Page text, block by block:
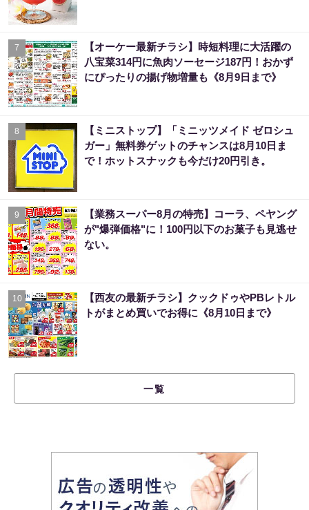
7
【オーケー最新チラシ】時短料理に大活躍の
八宝菜314円に魚肉ソーセージ187円！おかず
にぴったりの揚げ物増量も《8月9日まで》
8
【ミニストップ】「ミニッツメイド ゼロシュ
ガー」無料券ゲットのチャンスは8月10日ま
で！ホットスナックも今だけ20円引き。
9
【業務スーパー8月の特売】コーラ、ペヤング
が"爆弾価格"に！100円以下のお菓子も見逃せ
ない。
10
【西友の最新チラシ】クックドゥやPBレトル
トがまとめ買いでお得に《8月10日まで》
一覧